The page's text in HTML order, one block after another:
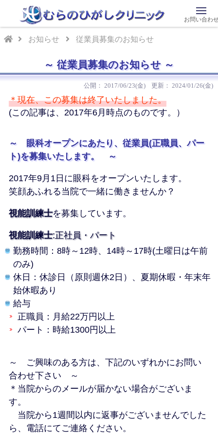
お知らせ 従業員募集のお知らせ
従業員募集のお知らせ
2017/06/23(金) 2024/01/26(金)
＊現在、この募集は終了いたしました。
(この記事は、2017年6月時点のものです。）
～ 眼科オープンにあたり、従業員(正職員、パー
ト)を募集いたします。 ～
2017年9月1日に眼科をオープンいたします。
笑顔あふれる当院で一緒に働きませんか？
視能訓練士を募集しています。
視能訓練士:正社員・パート
勤務時間：8時～12時、14時～17時(土曜日は午前
のみ)
休日：休診日（原則週休2日）、夏期休暇・年末年
始休暇あり
給与
正職員：月給22万円以上
パート：時給1300円以上
～ ご興味のある方は、下記のいずれかにお問い
合わせ下さい ～
＊当院からのメールが届かない場合がございま
す。
当院から1週間以内に返事がございませんでした
ら、電話にてご連絡ください。
お問い合わ